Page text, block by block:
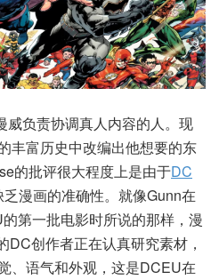
威负责协调真人内容的人。现
丰富历史中改编出他想要的东
的批评很大程度上是由于DC
漫画的准确性。就像Gunn在
第一批电影时所说的那样，漫
创作者正在认真研究素材，
、语气和外观，这是DCEU在